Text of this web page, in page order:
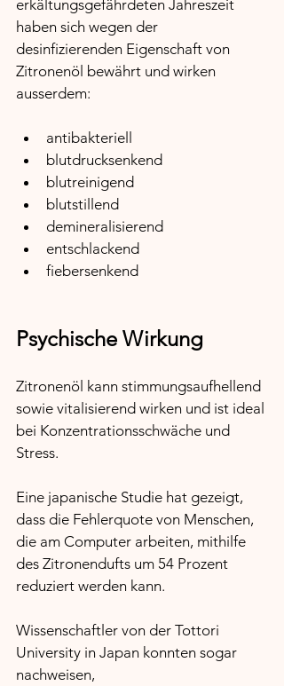
erkältungsgefährdeten Jahreszeit
haben sich wegen der
desinfizierenden Eigenschaft von
Zitronenöl bewährt und wirken
ausserdem:
antibakteriell
blutdrucksenkend
blutreinigend
blutstillend
demineralisierend
entschlackend
fiebersenkend
Psychische Wirkung
Zitronenöl kann stimmungsaufhellend
sowie vitalisierend wirken und ist ideal
bei Konzentrationsschwäche und
Stress.
Eine japanische Studie hat gezeigt,
dass die Fehlerquote von Menschen,
die am Computer arbeiten, mithilfe
des Zitronendufts um 54 Prozent
reduziert werden kann.
Wissenschaftler von der Tottori
University in Japan konnten sogar
nachweisen,